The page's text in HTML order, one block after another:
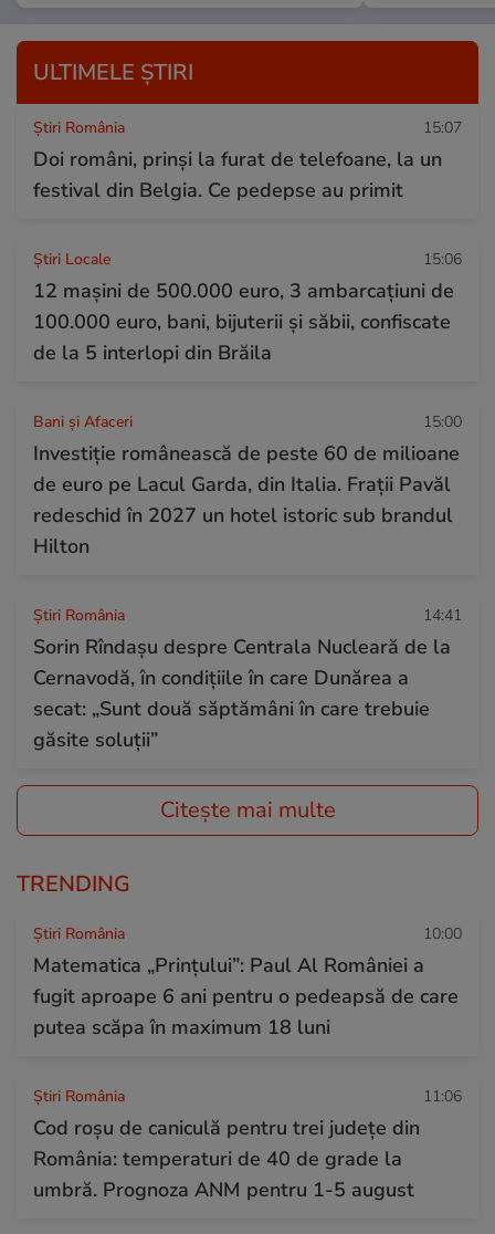
ULTIMELE ȘTIRI
Știri România 15:07
Doi români, prinși la furat de telefoane, la un
festival din Belgia. Ce pedepse au primit
Știri Locale 15:06
12 mașini de 500.000 euro, 3 ambarcaţiuni de
100.000 euro, bani, bijuterii și săbii, confiscate
de la 5 interlopi din Brăila
Bani și Afaceri 15:00
Investiție românească de peste 60 de milioane
de euro pe Lacul Garda, din Italia. Frații Pavăl
redeschid în 2027 un hotel istoric sub brandul
Hilton
Știri România 14:41
Sorin Rîndașu despre Centrala Nucleară de la
Cernavodă, în condițiile în care Dunărea a
secat: „Sunt două săptămâni în care trebuie
găsite soluții”
Citește mai multe
TRENDING
Știri România 10:00
Matematica „Prințului”: Paul Al României a
fugit aproape 6 ani pentru o pedeapsă de care
putea scăpa în maximum 18 luni
Știri România 11:06
Cod roșu de caniculă pentru trei județe din
România: temperaturi de 40 de grade la
umbră. Prognoza ANM pentru 1-5 august